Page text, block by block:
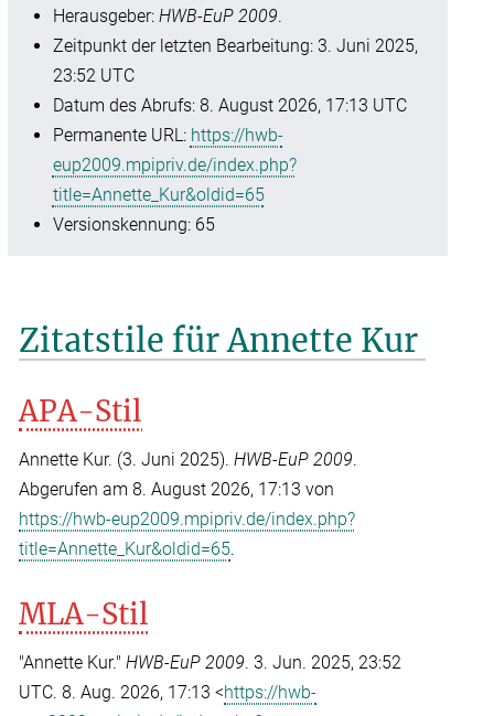
Herausgeber: HWB-EuP 2009.
Zeitpunkt der letzten Bearbeitung: 3. Juni 2025,
23:52 UTC
Datum des Abrufs: 8. August 2026, 17:13 UTC
Permanente URL: https://hwb-
eup2009.mpipriv.de/index.php?
title=Annette_Kur&oldid=65
Versionskennung: 65
Zitatstile für Annette Kur
APA-Stil
Annette Kur. (3. Juni 2025).HWB-EuP 2009.
Abgerufen am 8. August 2026, 17:13 von
https://hwb-eup2009.mpipriv.de/index.php?
title=Annette_Kur&oldid=65.
MLA-Stil
"Annette Kur."HWB-EuP 2009. 3. Jun. 2025, 23:52
UTC. 8. Aug. 2026, 17:13 <https://hwb-